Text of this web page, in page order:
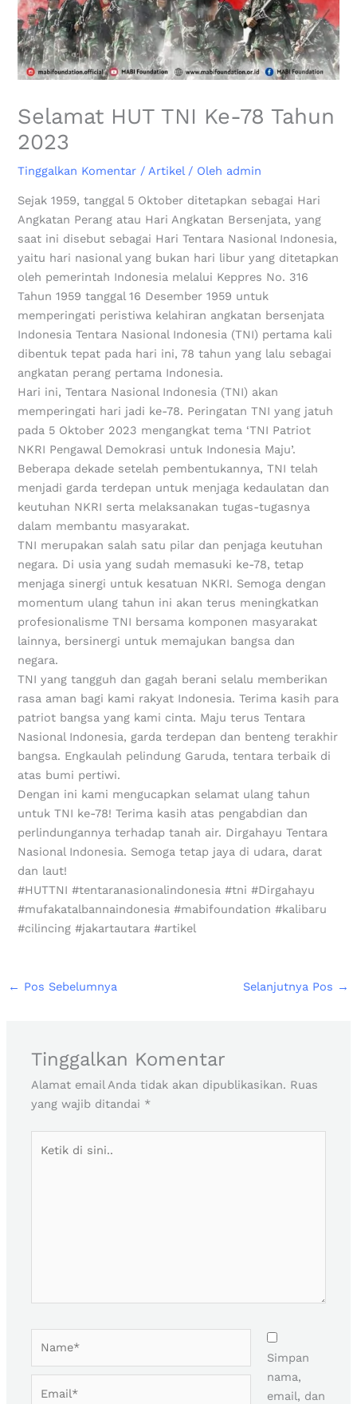
Selamat HUT TNI Ke-78 Tahun
2023
Tinggalkan Komentar / Artikel / Oleh admin
Sejak 1959, tanggal 5 Oktober ditetapkan sebagai Hari
Angkatan Perang atau Hari Angkatan Bersenjata, yang
saat ini disebut sebagai Hari Tentara Nasional Indonesia,
yaitu hari nasional yang bukan hari libur yang ditetapkan
oleh pemerintah Indonesia melalui Keppres No. 316
Tahun 1959 tanggal 16 Desember 1959 untuk
memperingati peristiwa kelahiran angkatan bersenjata
Indonesia Tentara Nasional Indonesia (TNI) pertama kali
dibentuk tepat pada hari ini, 78 tahun yang lalu sebagai
angkatan perang pertama Indonesia.
Hari ini, Tentara Nasional Indonesia (TNI) akan
memperingati hari jadi ke-78. Peringatan TNI yang jatuh
pada 5 Oktober 2023 mengangkat tema ‘TNI Patriot
NKRI Pengawal Demokrasi untuk Indonesia Maju’.
Beberapa dekade setelah pembentukannya, TNI telah
menjadi garda terdepan untuk menjaga kedaulatan dan
keutuhan NKRI serta melaksanakan tugas-tugasnya
dalam membantu masyarakat.
TNI merupakan salah satu pilar dan penjaga keutuhan
negara. Di usia yang sudah memasuki ke-78, tetap
menjaga sinergi untuk kesatuan NKRI. Semoga dengan
momentum ulang tahun ini akan terus meningkatkan
profesionalisme TNI bersama komponen masyarakat
lainnya, bersinergi untuk memajukan bangsa dan
negara.
TNI yang tangguh dan gagah berani selalu memberikan
rasa aman bagi kami rakyat Indonesia. Terima kasih para
patriot bangsa yang kami cinta. Maju terus Tentara
Nasional Indonesia, garda terdepan dan benteng terakhir
bangsa. Engkaulah pelindung Garuda, tentara terbaik di
atas bumi pertiwi.
Dengan ini kami mengucapkan selamat ulang tahun
untuk TNI ke-78! Terima kasih atas pengabdian dan
perlindungannya terhadap tanah air. Dirgahayu Tentara
Nasional Indonesia. Semoga tetap jaya di udara, darat
dan laut!
#HUTTNI #tentaranasionalindonesia #tni #Dirgahayu
#mufakatalbannaindonesia #mabifoundation #kalibaru
#cilincing #jakartautara #artikel
← Pos Sebelumnya Selanjutnya Pos →
Tinggalkan Komentar
Alamat email Anda tidak akan dipublikasikan. Ruas
yang wajib ditandai *
Simpan
nama,
email, dan